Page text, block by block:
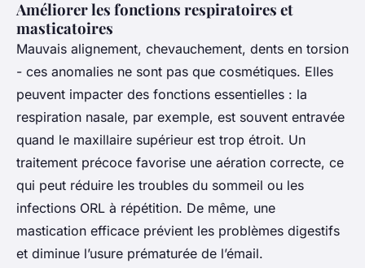
Améliorer les fonctions respiratoires et
masticatoires
Mauvais alignement, chevauchement, dents en torsion
- ces anomalies ne sont pas que cosmétiques. Elles
peuvent impacter des fonctions essentielles : la
respiration nasale, par exemple, est souvent entravée
quand le maxillaire supérieur est trop étroit. Un
traitement précoce favorise une aération correcte, ce
qui peut réduire les troubles du sommeil ou les
infections ORL à répétition. De même, une
mastication efficace prévient les problèmes digestifs
et diminue l’usure prématurée de l’émail.